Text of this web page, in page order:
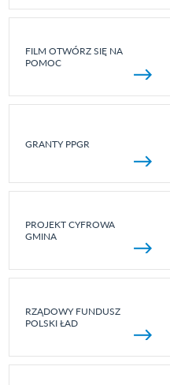
FILM OTWÓRZ SIĘ NA
POMOC
GRANTY PPGR
PROJEKT CYFROWA
GMINA
RZĄDOWY FUNDUSZ
POLSKI ŁAD